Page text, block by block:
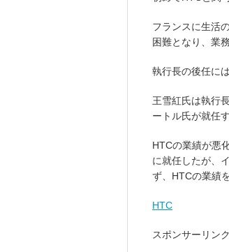
フランスに生活
困難となり、業
執行長の後任に
王雪紅氏は執行
ートル氏が就任
HTCの業績が悪
に就任したが、
ず、HTCの業績
HTC
スポンサーリンク